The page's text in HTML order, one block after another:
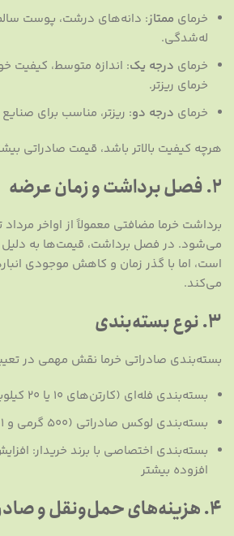
خرمای ممتاز: دانه‌های درشت، پوست
له‌شدگی.
خرمای درجه یک: اندازه متوسط، کیفیت
خرمای ریزتر.
خرمای درجه دو: ریزتر، مناسب برای
هرچه کیفیت بالاتر باشد، قیمت صادراتی
۲. فصل برداشت و زمان عرضه
برداشت خرما مضافتی معمولاً از اواخر مرداد
می‌شود. در فصل برداشت، قیمت‌ها به دلیل
است، اما با گذر زمان و کاهش موجودی
می‌کند.
۳. نوع بسته‌بندی
بسته‌بندی صادراتی خرما نقش مهمی در
بسته‌بندی فله‌ای (کارتن‌های ۱۰ یا ۲۰ کیلویی): قیمت پایین‌تر
بسته‌بندی لوکس صادراتی (۵۰۰ گرمی و ۱ کیلویی): قیمت بالاتر
بسته‌بندی اختصاصی با برند خریدار:
افزوده بیشتر
۴. هزینه‌های حمل‌ونقل و صادرات